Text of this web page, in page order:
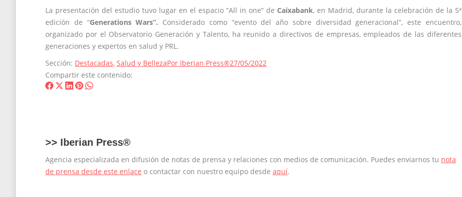
La presentación del estudio tuvo lugar en el espacio “All in one” de Caixabank, en Madrid, durante la celebración de la 5ª
edición de “Generations Wars”. Considerado como “evento del año sobre diversidad generacional”, este encuentro,
organizado por el Observatorio Generación y Talento, ha reunido a directivos de empresas, empleados de las diferentes
generaciones y expertos en salud y PRL.
Sección: Destacadas, Salud y BellezaPor Iberian Press®27/05/2022
Compartir este contenido:
ShareShareShare
ShareShare
>> Iberian Press®
Agencia especializada en difusión de notas de prensa y relaciones con medios de comunicación. Puedes enviarnos tu nota
de prensa desde este enlace o contactar con nuestro equipo desde aquí.